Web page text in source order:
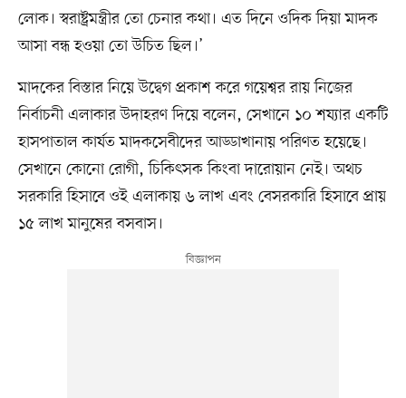
লোক। স্বরাষ্ট্রমন্ত্রীর তো চেনার কথা। এত দিনে ওদিক দিয়া মাদক
আসা বন্ধ হওয়া তো উচিত ছিল।’
মাদকের বিস্তার নিয়ে উদ্বেগ প্রকাশ করে গয়েশ্বর রায় নিজের
নির্বাচনী এলাকার উদাহরণ দিয়ে বলেন, সেখানে ১০ শয্যার একটি
হাসপাতাল কার্যত মাদকসেবীদের আড্ডাখানায় পরিণত হয়েছে।
সেখানে কোনো রোগী, চিকিৎসক কিংবা দারোয়ান নেই। অথচ
সরকারি হিসাবে ওই এলাকায় ৬ লাখ এবং বেসরকারি হিসাবে প্রায়
১৫ লাখ মানুষের বসবাস।